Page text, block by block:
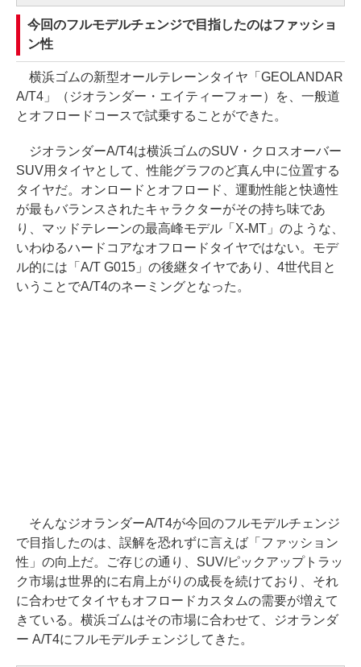
今回のフルモデルチェンジで目指したのはファッショ
ン性
横浜ゴムの新型オールテレーンタイヤ「GEOLANDAR
A/T4」（ジオランダー・エイティーフォー）を、一般道
とオフロードコースで試乗することができた。
ジオランダーA/T4は横浜ゴムのSUV・クロスオーバー
SUV用タイヤとして、性能グラフのど真ん中に位置する
タイヤだ。オンロードとオフロード、運動性能と快適性
が最もバランスされたキャラクターがその持ち味であ
り、マッドテレーンの最高峰モデル「X-MT」のような、
いわゆるハードコアなオフロードタイヤではない。モデ
ル的には「A/T G015」の後継タイヤであり、4世代目と
いうことでA/T4のネーミングとなった。
そんなジオランダーA/T4が今回のフルモデルチェンジ
で目指したのは、誤解を恐れずに言えば「ファッション
性」の向上だ。ご存じの通り、SUV/ピックアップトラッ
ク市場は世界的に右肩上がりの成長を続けており、それ
に合わせてタイヤもオフロードカスタムの需要が増えて
きている。横浜ゴムはその市場に合わせて、ジオランダ
ー A/T4にフルモデルチェンジしてきた。